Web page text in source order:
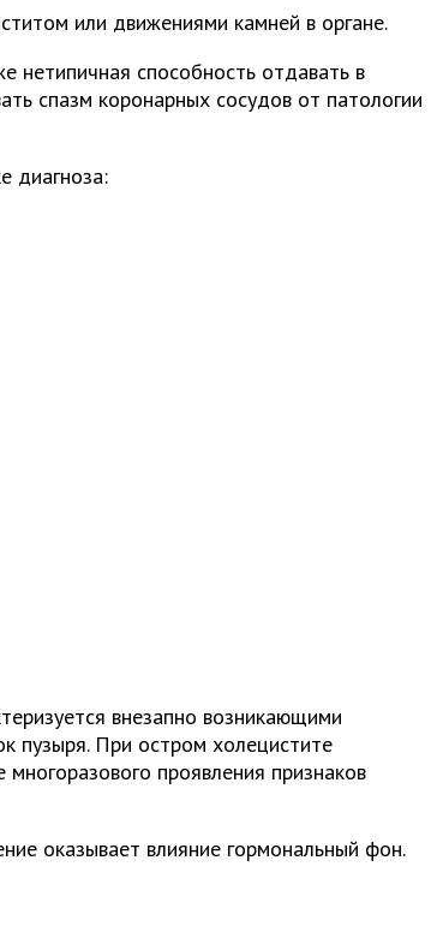
или движениями камней в органе.
нетипичная способность отдавать в
спазм коронарных сосудов от патологии
диагноза:
внезапно возникающими
пузыря. При остром холецистите
проявления признаков
оказывает влияние гормональный фон.